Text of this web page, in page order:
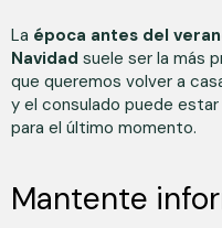
La época antes del
Navidad suele ser la más
que queremos volver a
y el consulado puede
para el último momento.
Mantente